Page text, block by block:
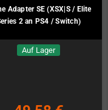
Adapter SE (XSX|S / Elite
2 an PS4 / Switch)
Auf Lager